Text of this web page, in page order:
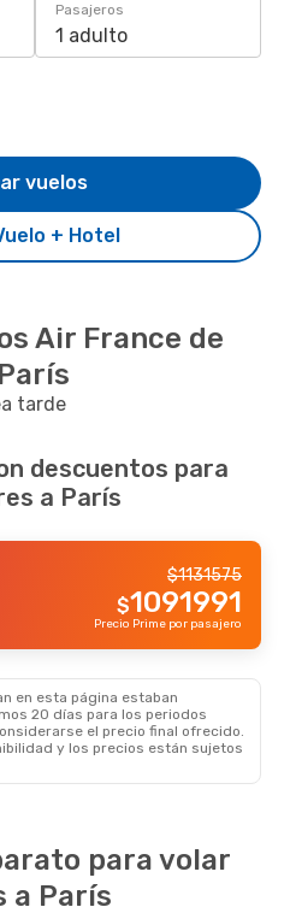
Pasajeros
1 adulto
+ Hotel
vuelos
Air France de
tarde
descuentos para
a París
1131575
$
1091991
$
Precio Prime por pasajero
en esta página estaban
20 días para los periodos
el precio final ofrecido.
y los precios están sujetos
para volar
a París